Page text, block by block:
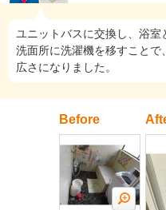
ユニットバスに交換し、浴
洗面所に洗濯機を移すことで
広さになりました。
Before